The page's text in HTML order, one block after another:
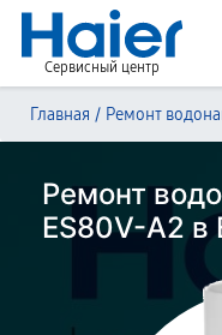
Сервисный центр
Главная / Ремонт
Ремонт
ES80V-A2 в